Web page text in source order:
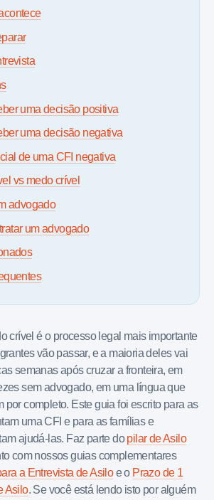
uma decisão positiva
uma decisão negativa
de uma CFI negativa
vs medo crível
advogado
um advogado
crível é o processo legal mais importante
vão passar, e a maioria deles vai
semanas após cruzar a fronteira, em
sem advogado, em uma língua que
por completo. Este guia foi escrito para as
uma CFI e para as famílias e
ajudá-las. Faz parte dopilar de Asilo
com nossos guias complementares
a Entrevista de Asiloe o Prazo de 1
Asilo. Se você está lendo isto por alguém